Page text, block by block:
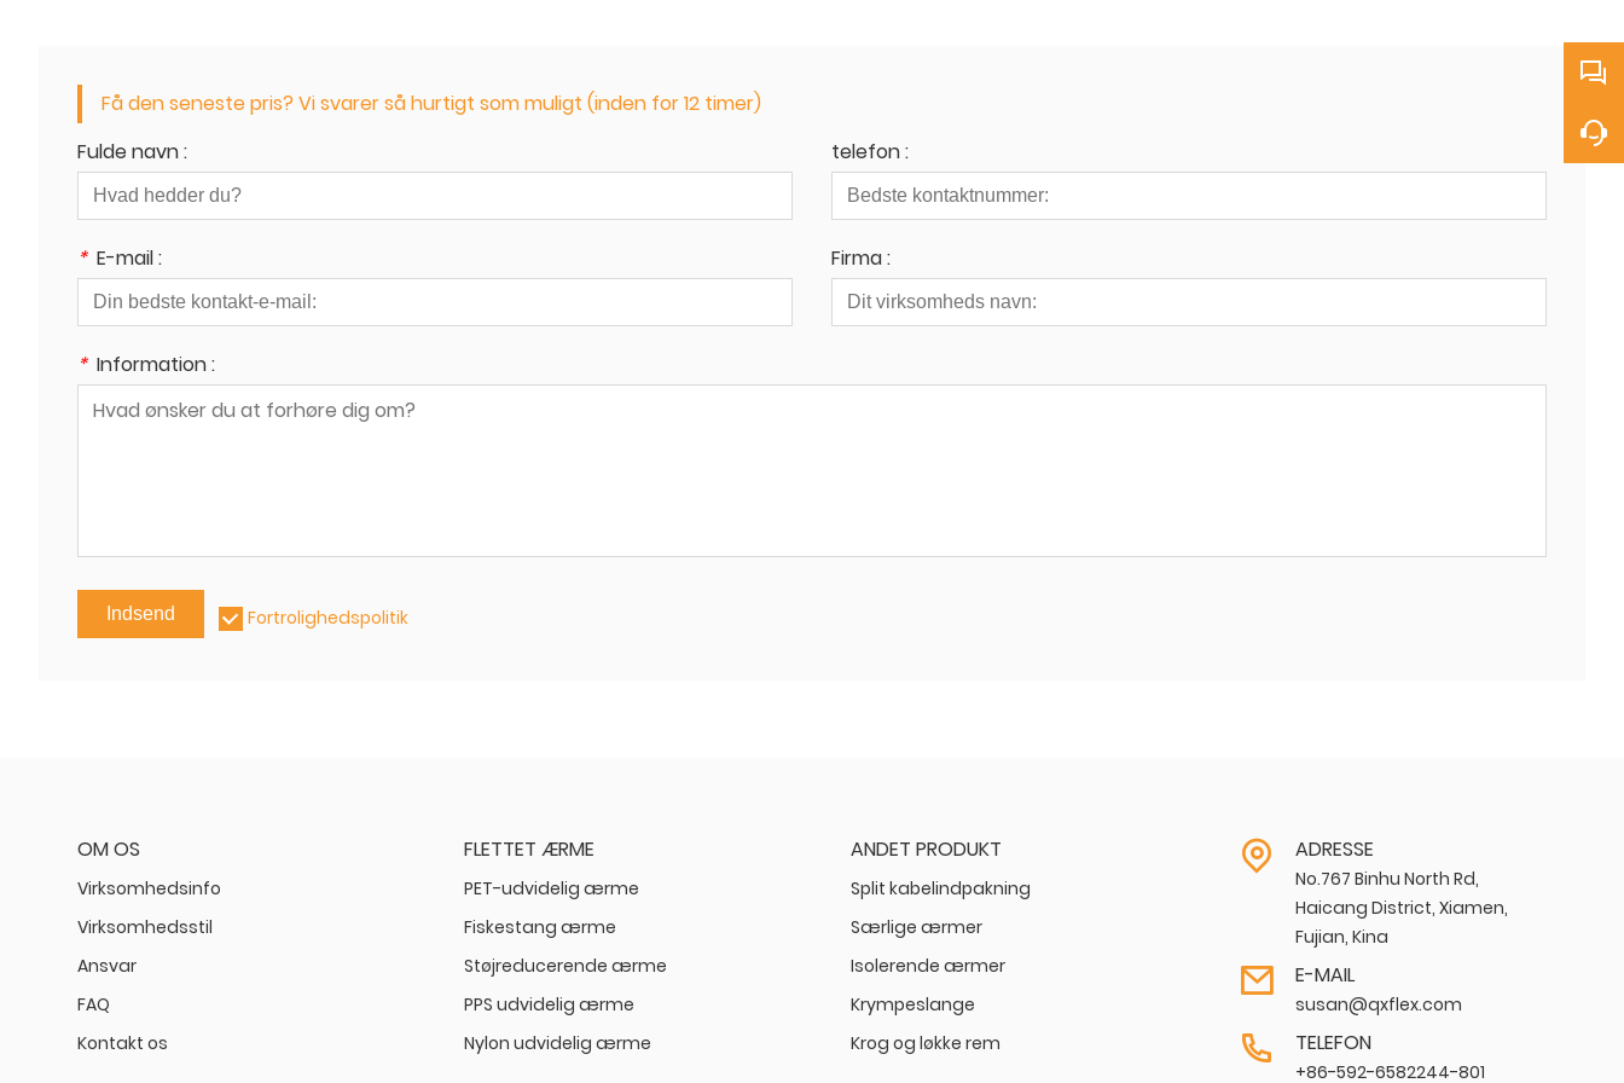
Få den seneste pris? Vi svarer så hurtigt som muligt (inden for 12 timer)
Fulde navn :
telefon :
* E-mail : Firma :
* Information :
Indsend Fortrolighedspolitik
OM OS
Virksomhedsinfo
Virksomhedsstil
Ansvar
FAQ
Kontakt os
FLETTET ÆRME
PET-udvidelig ærme
Fiskestang ærme
Støjreducerende ærme
PPS udvidelig ærme
Nylon udvidelig ærme
ANDET PRODUKT
Split kabelindpakning
Særlige ærmer
Isolerende ærmer
Krympeslange
Krog og løkke rem
ADRESSE
No.767 Binhu North Rd,
Haicang District, Xiamen,
Fujian, Kina
E-MAIL
susan@qxflex.com
TELEFON
+86-592-6582244-801